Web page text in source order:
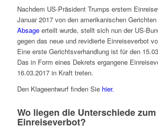
Nachdem US-Präsident Trumps erstem
Januar 2017 von den amerikanischen
Absageerteilt wurde, stellt sich nun der US-
gegen das neue und revidierte Einreiseverbot
Eine erste Gerichtsverhandlung ist für den
Das in Form eines Dekrets ergangene
16.03.2017 in Kraft treten.
Den Klageentwurf finden Sie hier.
Wo liegen die Unterschiede
Einreiseverbot?